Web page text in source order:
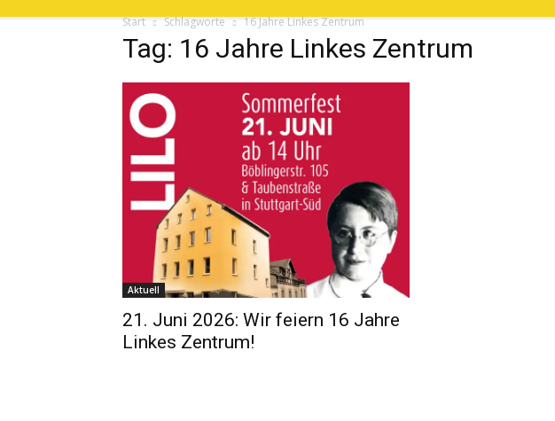
Start Schlagworte 16 Jahre Linkes Zentrum
Tag: 16 Jahre Linkes Zentrum
Aktuell
21. Juni 2026: Wir feiern 16 Jahre
Linkes Zentrum!